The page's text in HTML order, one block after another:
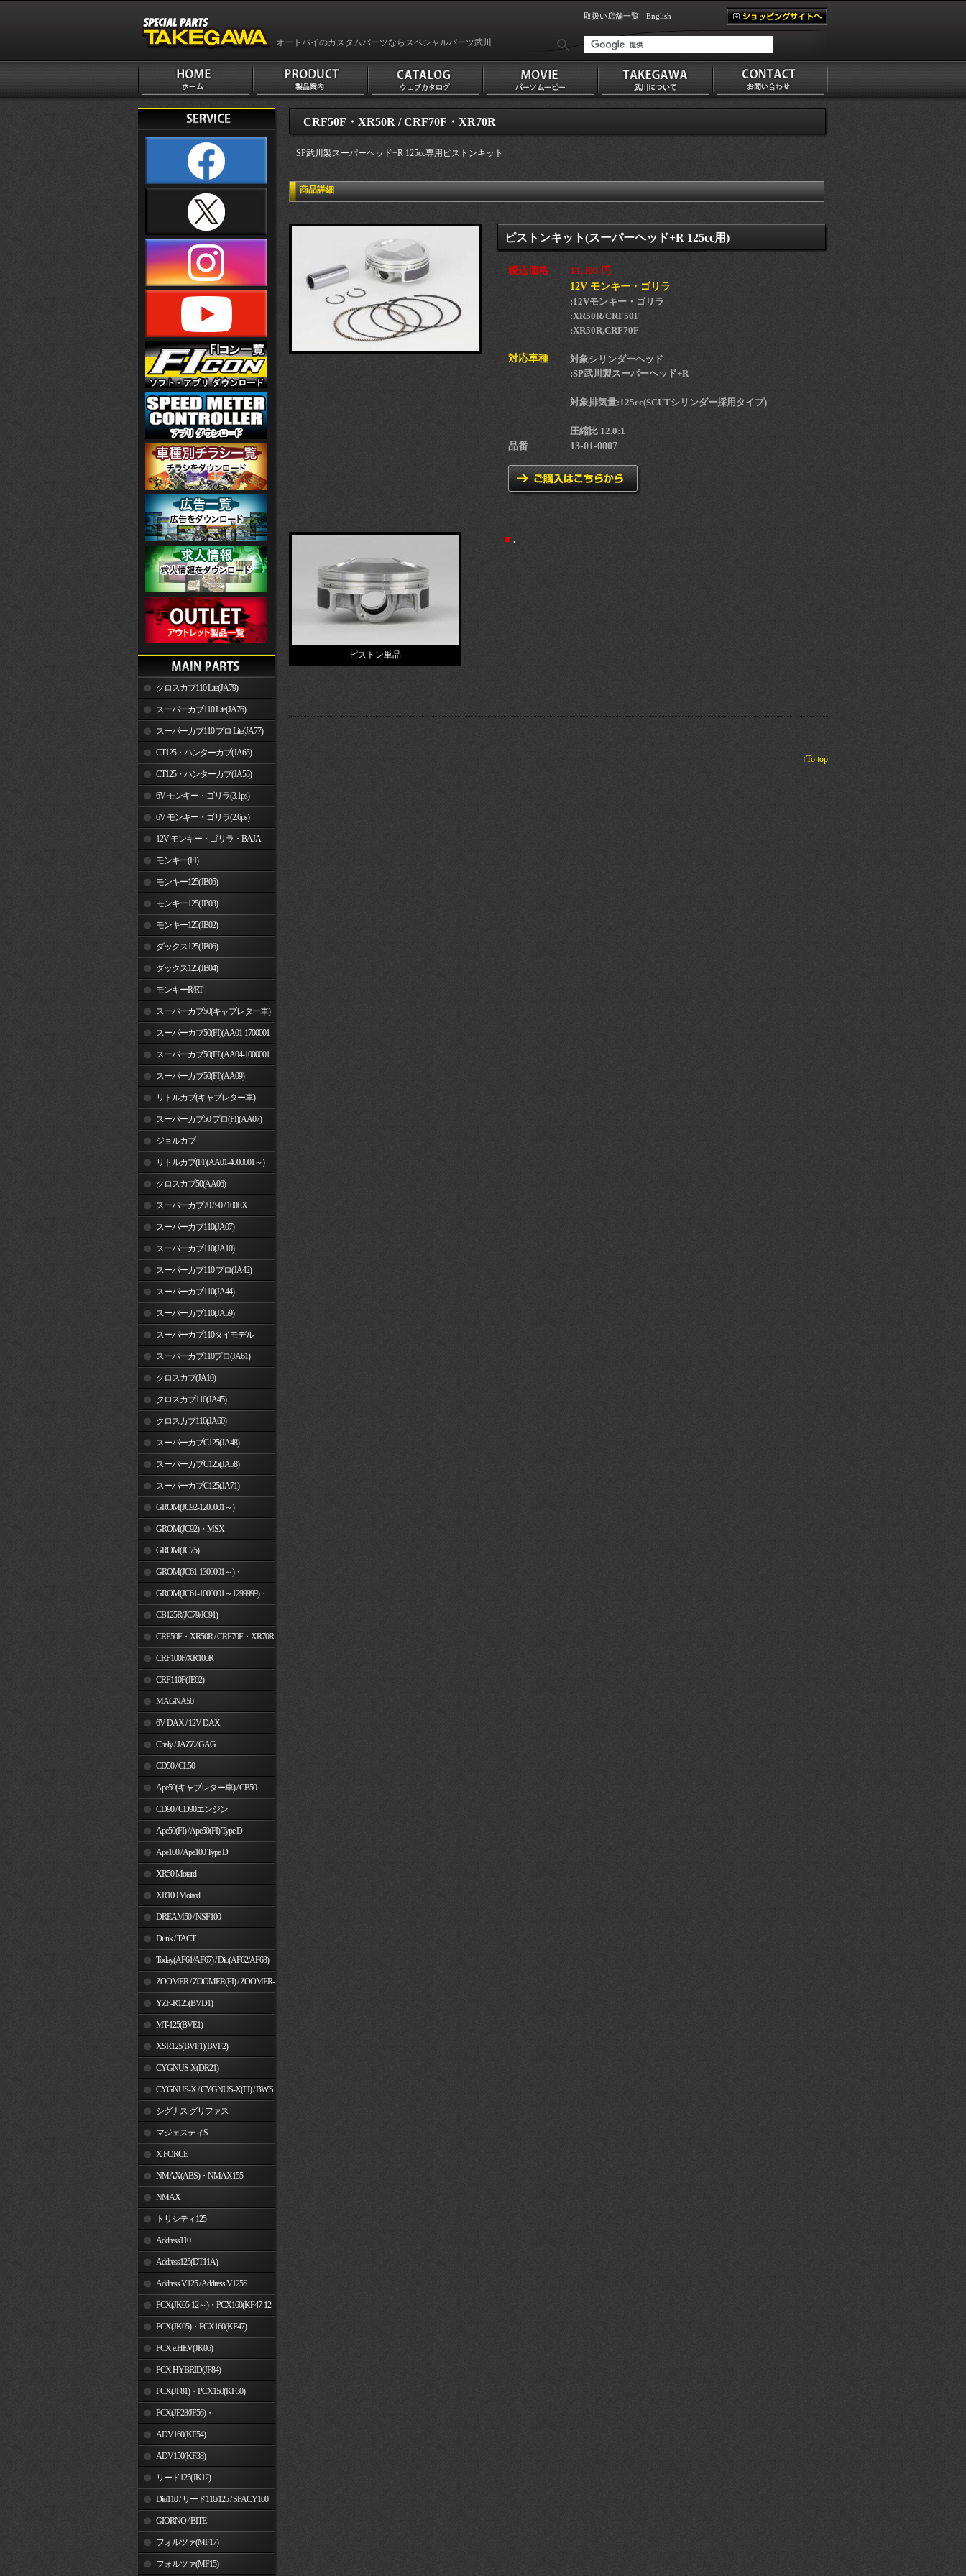
オートバイのカスタムパーツならスペシャルパーツ武川
取扱い店舗一覧 English
クロスカブ110 Lite(JA79)
スーパーカブ110 Lite(JA76)
スーパーカブ110 プロ Lite(JA77)
CT125・ハンターカブ(JA65)
CT125・ハンターカブ(JA55)
6V モンキー・ゴリラ(3.1ps)
6V モンキー・ゴリラ(2.6ps)
12V モンキー・ゴリラ・BAJA
モンキー(FI)
モンキー125(JB05)
モンキー125(JB03)
モンキー125(JB02)
ダックス125(JB06)
ダックス125(JB04)
モンキーR/RT
スーパーカブ50(キャブレター車)
スーパーカブ50(FI)(AA01-1700001
～) スーパーカブ50(FI)(AA04-1000001
～) スーパーカブ50(FI)(AA09)
リトルカブ(キャブレター車)
スーパーカブ50 プロ(FI)(AA07)
ジョルカブ
リトルカブ(FI)(AA01-4000001～)
クロスカブ50(AA06)
スーパーカブ70 / 90 / 100EX
スーパーカブ110(JA07)
スーパーカブ110(JA10)
スーパーカブ110 プロ(JA42)
スーパーカブ110(JA44)
スーパーカブ110(JA59)
スーパーカブ110タイモデル
(MLHJA56)
スーパーカブ110プロ(JA61)
クロスカブ(JA10)
クロスカブ110(JA45)
クロスカブ110(JA60)
スーパーカブC125(JA48)
スーパーカブC125(JA58)
スーパーカブC125(JA71)
GROM(JC92-1200001～)
GROM(JC92)・MSX
GROM(MLHJC92)
GROM(JC75)
GROM(JC61-1300001～)・
MSX125SF
GROM(JC61-1000001～1299999)・
MSX125CB125R(JC79/JC91)
CRF50F・XR50R / CRF70F・XR70R
CRF100F/XR100R
CRF110F(JE02)
MAGNA50
6V DAX / 12V DAX
Chaly / JAZZ / GAG
CD50 / CL50
Ape50(キャブレター車) / CB50
CD90 / CD90エンジン
Ape50(FI) / Ape50(FI) Type D
Ape100 / Ape100 Type D
XR50 Motard
XR100 Motard
DREAM50 / NSF100
Dunk / TACT
Today(AF61/AF67) / Dio(AF62/AF68)
ZOOMER / ZOOMER(FI) / ZOOMER-
YZF-R125(BVD1)
MT-125(BVE1)
XSR125(BVF1)(BVF2)
CYGNUS-X(DR21)
CYGNUS-X / CYGNUS-X(FI) / BW'S
125 シグナス グリファス
マジェスティS
X FORCE
NMAX(ABS)・NMAX155
NMAX
トリシティ125
Address110
Address125(DT11A)
Address V125 / Address V125S
PCX(JK05-12～)・PCX160(KF47-12
～) PCX(JK05)・PCX160(KF47)
PCX e:HEV(JK06)
PCX HYBRID(JF84)
PCX(JF81)・PCX150(KF30)
PCX(JF28/JF56)・
PCX150(KF12/KF18)
ADV160(KF54)
ADV150(KF38)
リード125(JK12)
Dio110 / リード110/125 / SPACY100
GIORNO / BITE
フォルツァ(MF17)
フォルツァ(MF15)
CRF50F・XR50R / CRF70F・XR70R
SP武川製スーパーヘッド+R 125cc専用ピストンキット
商品詳細
ピストンキット(スーパーヘッド+R 125cc用)
税込価格 14,300 円
対応車種
12V モンキー・ゴリラ
:12Vモンキー・ゴリラ
:XR50R/CRF50F
:XR50R,CRF70F
対象シリンダーヘッド
:SP武川製スーパーヘッド+R
対象排気量:125cc(SCUTシリンダー採用タイプ)
圧縮比 12.0:1
品番
13-01-0007
ピストン単品
■ .
.
↑To top